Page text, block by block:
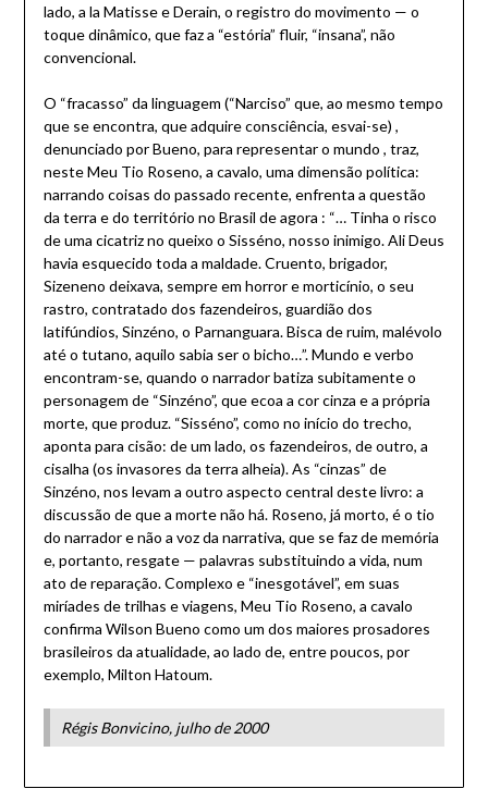
lado, a la Matisse e Derain, o registro do movimento — o
toque dinâmico, que faz a “estória” fluir, “insana”, não
convencional.
O “fracasso” da linguagem (“Narciso” que, ao mesmo tempo
que se encontra, que adquire consciência, esvai-se) ,
denunciado por Bueno, para representar o mundo , traz,
neste Meu Tio Roseno, a cavalo, uma dimensão política:
narrando coisas do passado recente, enfrenta a questão
da terra e do território no Brasil de agora : “… Tinha o risco
de uma cicatriz no queixo o Sisséno, nosso inimigo. Ali Deus
havia esquecido toda a maldade. Cruento, brigador,
Sizeneno deixava, sempre em horror e morticínio, o seu
rastro, contratado dos fazendeiros, guardião dos
latifúndios, Sinzéno, o Parnanguara. Bisca de ruim, malévolo
até o tutano, aquilo sabia ser o bicho…”. Mundo e verbo
encontram-se, quando o narrador batiza subitamente o
personagem de “Sinzéno”, que ecoa a cor cinza e a própria
morte, que produz. “Sisséno”, como no início do trecho,
aponta para cisão: de um lado, os fazendeiros, de outro, a
cisalha (os invasores da terra alheia). As “cinzas” de
Sinzéno, nos levam a outro aspecto central deste livro: a
discussão de que a morte não há. Roseno, já morto, é o tio
do narrador e não a voz da narrativa, que se faz de memória
e, portanto, resgate — palavras substituindo a vida, num
ato de reparação. Complexo e “inesgotável”, em suas
miríades de trilhas e viagens, Meu Tio Roseno, a cavalo
confirma Wilson Bueno como um dos maiores prosadores
brasileiros da atualidade, ao lado de, entre poucos, por
exemplo, Milton Hatoum.
Régis Bonvicino, julho de 2000